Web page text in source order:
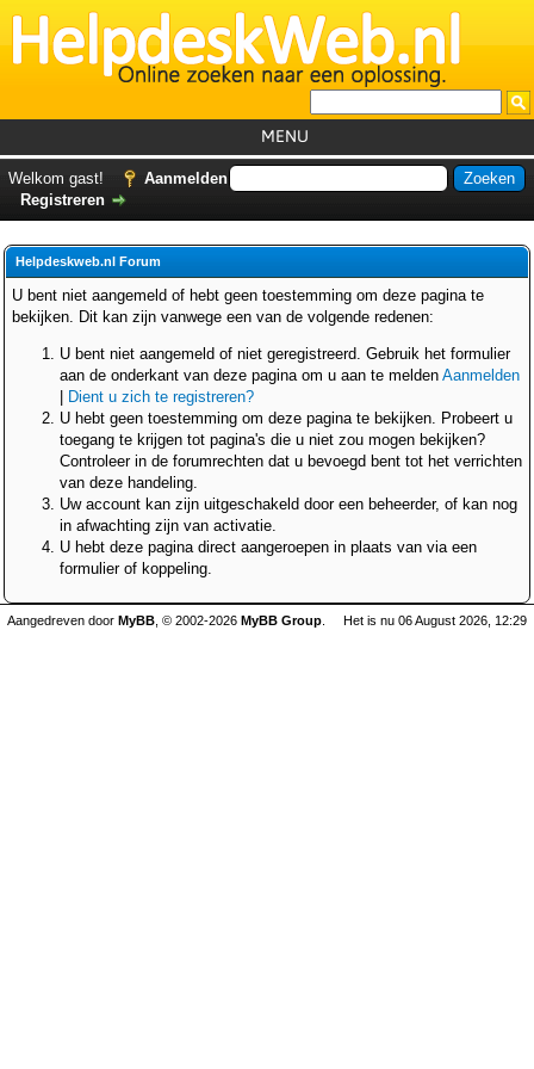
MENU
Helpdesks
Forum
Welkom gast!
Aanmelden
Registreren
Helpdeskweb.nl Forum
U bent niet aangemeld of hebt geen toestemming om deze pagina te
bekijken. Dit kan zijn vanwege een van de volgende redenen:
U bent niet aangemeld of niet geregistreerd. Gebruik het formulier
aan de onderkant van deze pagina om u aan te melden Aanmelden
Dient u zich te registreren?
U hebt geen toestemming om deze pagina te bekijken. Probeert u
toegang te krijgen tot pagina's die u niet zou mogen bekijken?
Controleer in de forumrechten dat u bevoegd bent tot het verrichten
van deze handeling.
Uw account kan zijn uitgeschakeld door een beheerder, of kan nog
in afwachting zijn van activatie.
U hebt deze pagina direct aangeroepen in plaats van via een
formulier of koppeling.
Het is nu 06 August 2026, 12:29
Aangedreven door MyBB , © 2002-2026 MyBB Group